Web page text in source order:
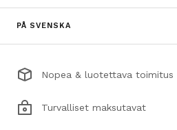
PÅ SVENSKA
Nopea & luotettava toimitus
Turvalliset maksutavat